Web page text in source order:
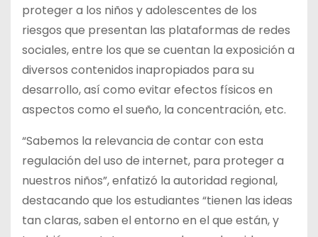
proteger a los niños y adolescentes de los
riesgos que presentan las plataformas de redes
sociales, entre los que se cuentan la exposición a
diversos contenidos inapropiados para su
desarrollo, así como evitar efectos físicos en
aspectos como el sueño, la concentración, etc.
“Sabemos la relevancia de contar con esta
regulación del uso de internet, para proteger a
nuestros niños”, enfatizó la autoridad regional,
destacando que los estudiantes “tienen las ideas
tan claras, saben el entorno en el que están, y